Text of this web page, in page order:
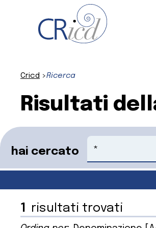
Cricd Ricerca
Risultati
hai cercato
Cerca
1 risultati trovati